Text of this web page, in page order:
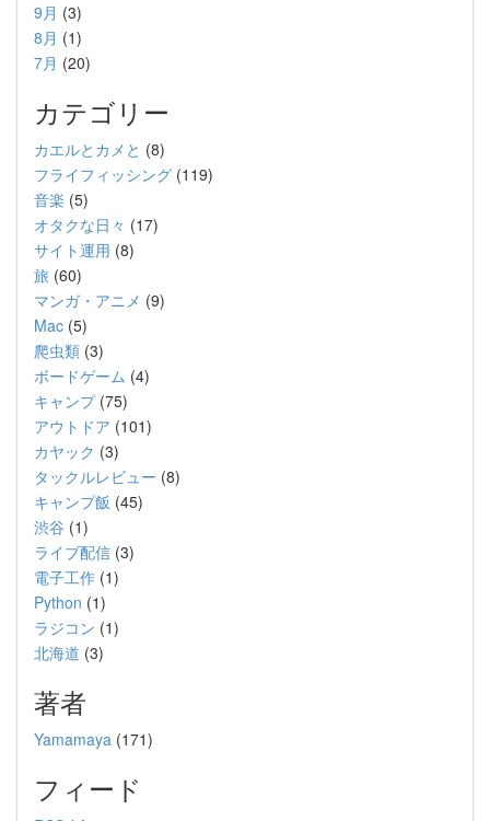
9月 (3)
8月 (1)
7月 (20)
カテゴリー
カエルとカメと (8)
フライフィッシング (119)
音楽 (5)
オタクな日々 (17)
サイト運用 (8)
旅 (60)
マンガ・アニメ (9)
Mac (5)
爬虫類 (3)
ボードゲーム (4)
キャンプ(75)
アウトドア (101)
カヤック (3)
タックルレビュー (8)
キャンプ飯 (45)
渋谷 (1)
ライブ配信 (3)
電子工作 (1)
Python (1)
ラジコン (1)
北海道 (3)
著者
Yamamaya (171)
フィード